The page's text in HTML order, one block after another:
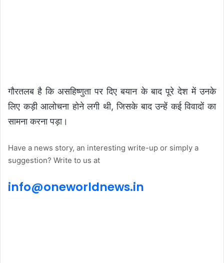
गौरतलब है कि असहिष्णुता पर दिए बयान के बाद पूरे देश में उनके
लिए कड़ी आलोचना होने लगी थी, जिसके बाद उन्हें कई विवादों का
सामना करना पड़ा।
Have a news story, an interesting write-up or simply a
suggestion? Write to us at
info@oneworldnews.in